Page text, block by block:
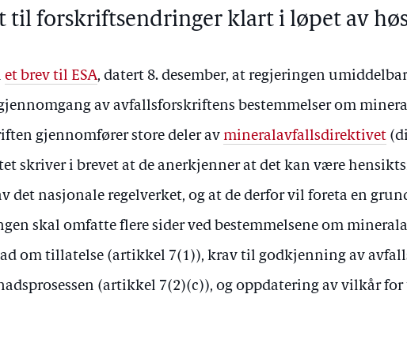
til forskriftsendringer klart i løpet av
et brev til ESA, datert 8. desember, at regjeringen
av avfallsforskriftens bestemmelser om
gjennomfører store deler avmineralavfallsdirektivet
skriver i brevet at de anerkjenner at det kan være
det nasjonale regelverket, og at de derfor vil foreta en
skal omfatte flere sider ved bestemmelsene om
om tillatelse (artikkel 7(1)), krav til godkjenning av
(artikkel 7(2)(c)), og oppdatering av vilkår